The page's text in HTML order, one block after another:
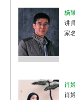
杨
讲
家
肖
肖